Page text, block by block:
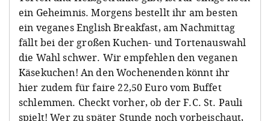
ein Geheimnis. Morgens bestellt ihr am besten
ein veganes English Breakfast, am Nachmittag
fällt bei der großen Kuchen- und Tortenauswahl
die Wahl schwer. Wir empfehlen den veganen
Käsekuchen! An den Wochenenden könnt ihr
hier zudem für faire 22,50 Euro vom Buffet
schlemmen. Checkt vorher, ob der F.C. St. Pauli
spielt! Wer zu später Stunde noch vorbeischaut,